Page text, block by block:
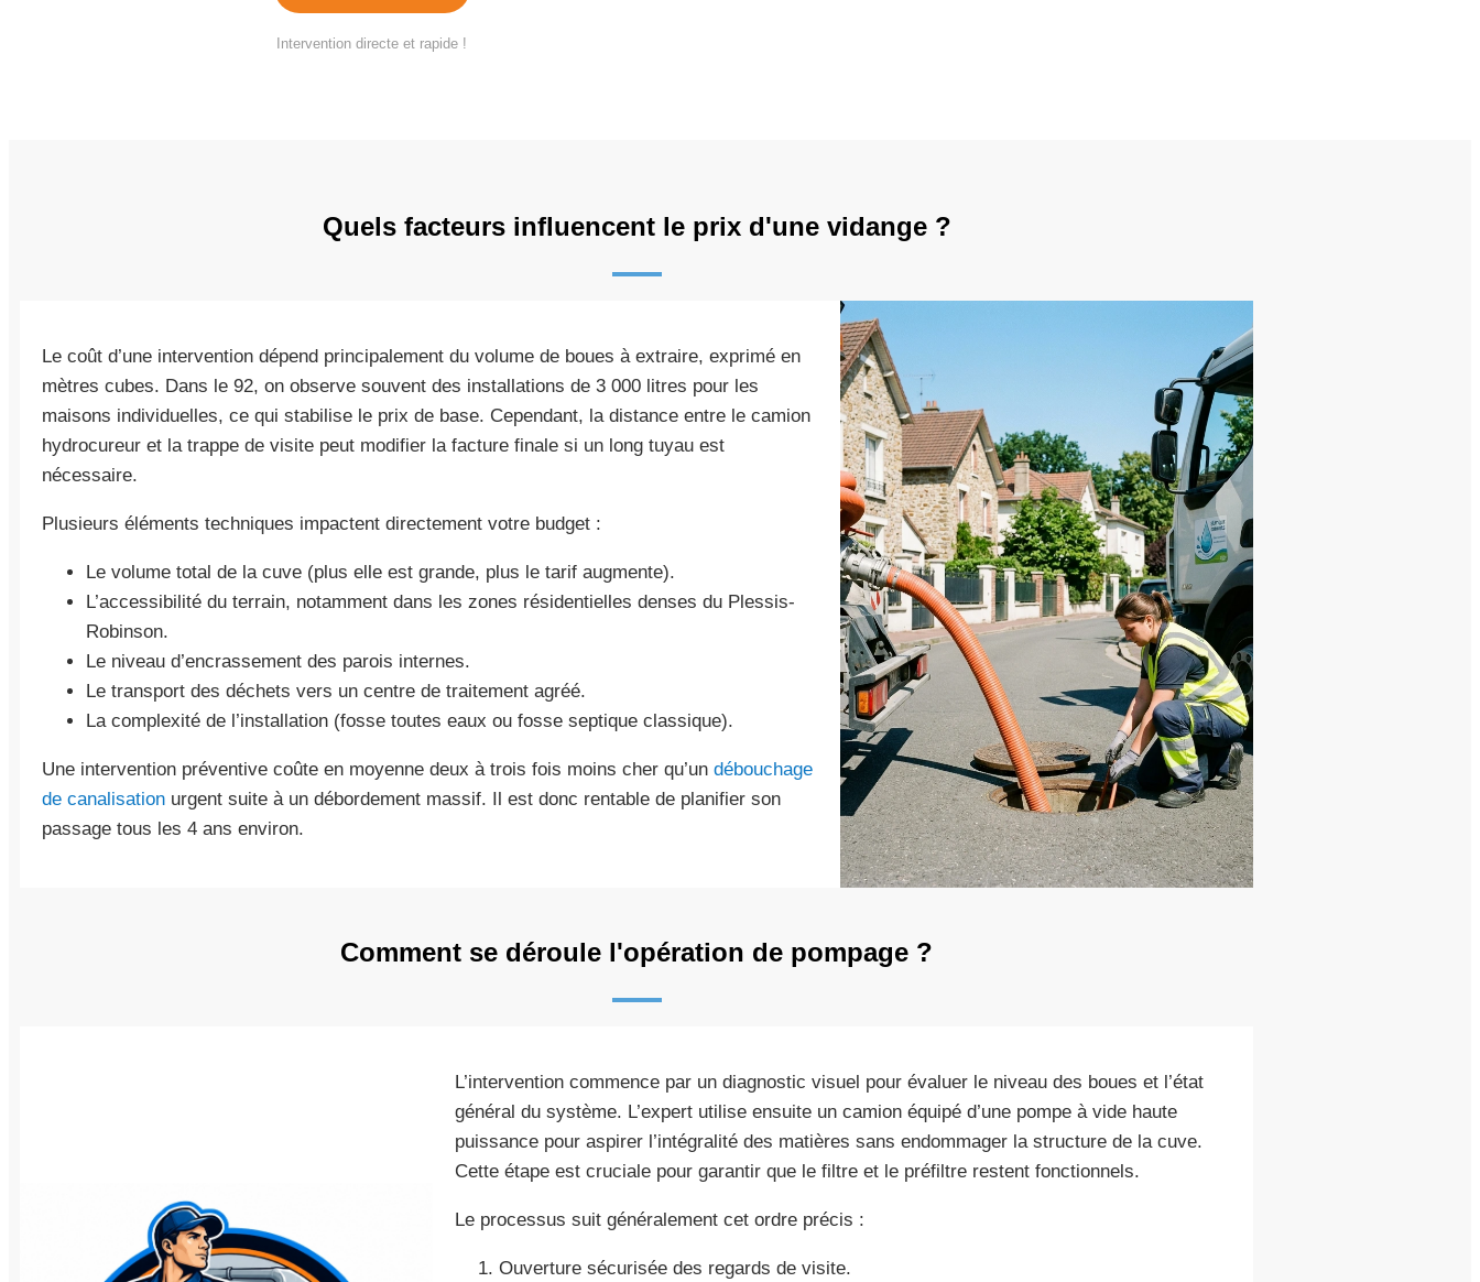
Intervention directe et rapide !
Quels facteurs influencent le prix d'une vidange ?
Le coût d’une intervention dépend principalement du volume de boues à extraire, exprimé en
mètres cubes. Dans le 92, on observe souvent des installations de 3 000 litres pour les
maisons individuelles, ce qui stabilise le prix de base. Cependant, la distance entre le camion
hydrocureur et la trappe de visite peut modifier la facture finale si un long tuyau est
nécessaire.
Plusieurs éléments techniques impactent directement votre budget :
Le volume total de la cuve (plus elle est grande, plus le tarif augmente).
L’accessibilité du terrain, notamment dans les zones résidentielles denses du Plessis-
Robinson.
Le niveau d’encrassement des parois internes.
Le transport des déchets vers un centre de traitement agréé.
La complexité de l’installation (fosse toutes eaux ou fosse septique classique).
Une intervention préventive coûte en moyenne deux à trois fois moins cher qu’un débouchage
de canalisation urgent suite à un débordement massif. Il est donc rentable de planifier son
passage tous les 4 ans environ.
Comment se déroule l'opération de pompage ?
L’intervention commence par un diagnostic visuel pour évaluer le niveau des boues et l’état
général du système. L’expert utilise ensuite un camion équipé d’une pompe à vide haute
puissance pour aspirer l’intégralité des matières sans endommager la structure de la cuve.
Cette étape est cruciale pour garantir que le filtre et le préfiltre restent fonctionnels.
Le processus suit généralement cet ordre précis :
Ouverture sécurisée des regards de visite.